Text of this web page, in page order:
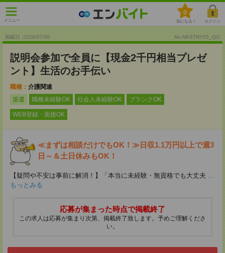
メニュー
0
気になる！ ログイン
掲載日 :2026/07/30 No.NKSTNY55_QO
説明会参加で全員に【現金2千円相当プレゼ
ント】生活のお手伝い
職種： 介護関連
派遣
職種未経験OK 社会人未経験OK ブランクOK
WEB登録・面接OK
≪まずは相談だけでもOK！≫日収1.1万円以上で週3
日～＆土日休みもOK！
【疑問や不安は事前に解消！】「本当に未経験・無資格でも大丈夫 ...
もっとみる
応募が集まった時点で掲載終了
この求人は応募が集まり次第、掲載終了致します。予めご理解くださ
い。